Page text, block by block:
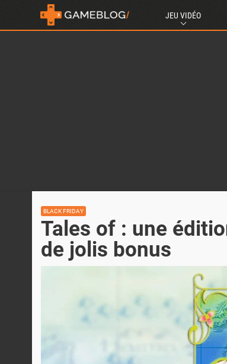
JEU VIDÉO
BLACK FRIDAY
Tales of : une
de jolis bonus